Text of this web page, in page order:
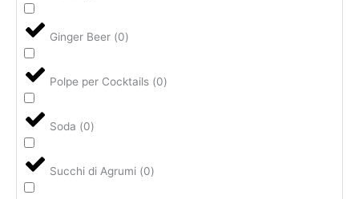
Ginger Beer (0)
Polpe per Cocktails (0)
Soda (0)
Succhi di Agrumi (0)